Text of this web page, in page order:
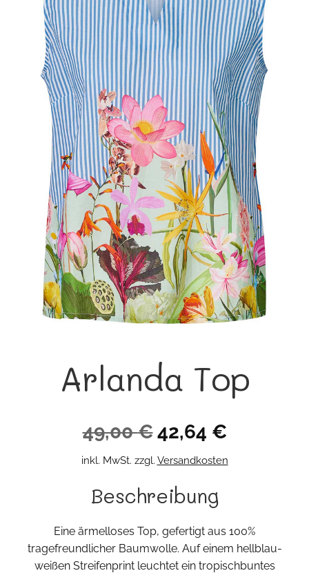
Arlanda Top
49,00€ Ursprünglicher
Preis
49,00 €
42,64 €Aktueller
inkl. MwSt. zzgl. Versandkosten
Beschreibung
Eine ärmelloses Top, gefertigt aus 100%
tragefreundlicher Baumwolle. Auf einem hellblau-
weißen Streifenprint leuchtet ein tropischbuntes